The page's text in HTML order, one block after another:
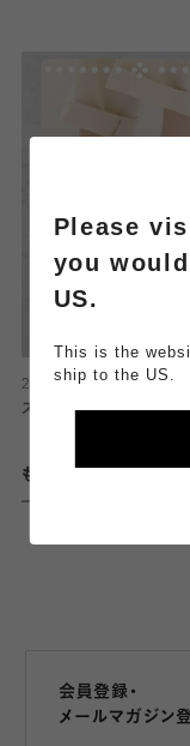
2026.08.08
ストッキング感覚で履け
もっとみる
会員登録・
メールマガジン
Please
you
US.
This is the
ship to the US.